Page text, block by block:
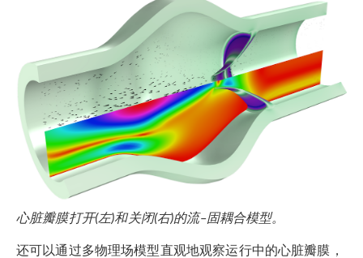
心脏瓣膜打开(左)和关闭(右)的流–固耦合模型。
还可以通过多物理场模型直观地观察运行中的心脏瓣膜，